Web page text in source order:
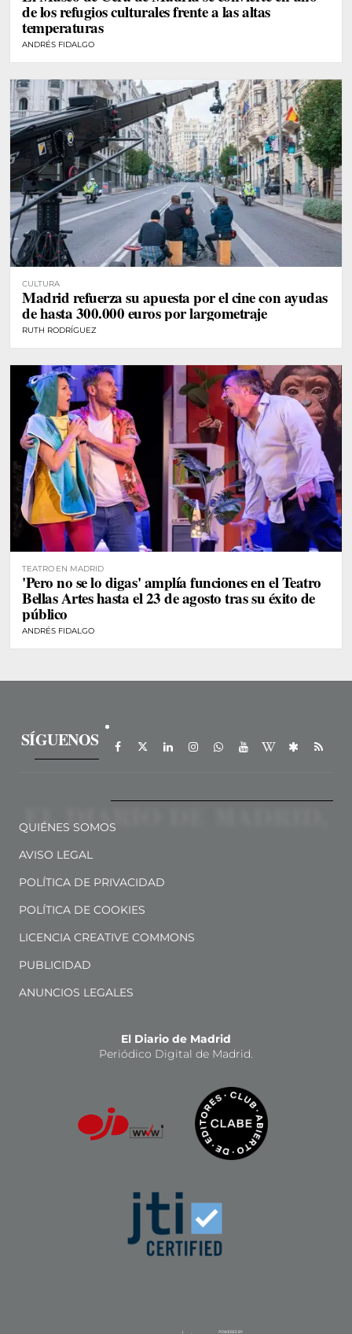
de los refugios culturales frente a las altas
temperaturas
ANDRÉS FIDALGO
CULTURA
Madrid refuerza su apuesta por el cine con ayudas
de hasta 300.000 euros por largometraje
RUTH RODRÍGUEZ
TEATRO EN MADRID
'Pero no se lo digas' amplía funciones en el Teatro
Bellas Artes hasta el 23 de agosto tras su éxito de
público
ANDRÉS FIDALGO
SÍGUENOS
QUIÉNES SOMOS
AVISO LEGAL
POLÍTICA DE PRIVACIDAD
POLÍTICA DE COOKIES
LICENCIA CREATIVE COMMONS
PUBLICIDAD
ANUNCIOS LEGALES
El Diario de Madrid
Periódico Digital de Madrid.